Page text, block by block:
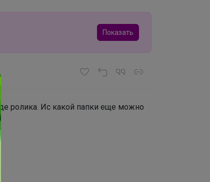
Показать
ролика. Ис какой папки еще можно